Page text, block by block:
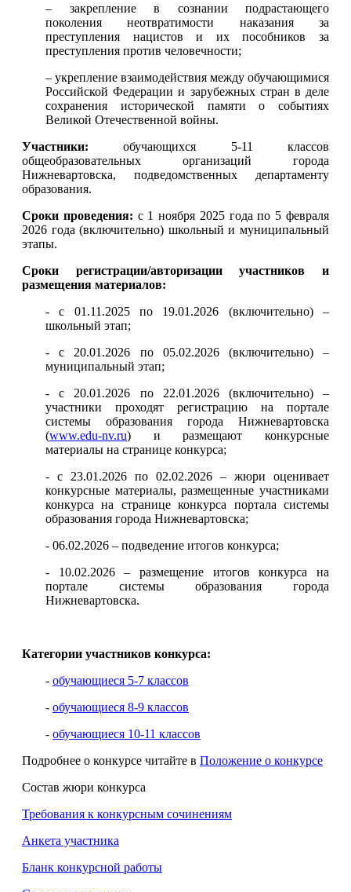
– закрепление в сознании подрастающего
поколения неотвратимости наказания за
преступления нацистов и их пособников за
преступления против человечности;
– укрепление взаимодействия между обучающимися
Российской Федерации и зарубежных стран в деле
сохранения исторической памяти о событиях
Великой Отечественной войны.
Участники: обучающихся 5-11 классов
общеобразовательных организаций города
Нижневартовска, подведомственных департаменту
образования.
Сроки проведения: с 1 ноября 2025 года по 5 февраля
2026 года (включительно) школьный и муниципальный
этапы.
Сроки регистрации/авторизации участников и
размещения материалов:
- с 01.11.2025 по 19.01.2026 (включительно) ‒
школьный этап;
- с 20.01.2026 по 05.02.2026 (включительно) ‒
муниципальный этап;
- с 20.01.2026 по 22.01.2026 (включительно) –
участники проходят регистрацию на портале
системы образования города Нижневартовска
(www.edu-nv.ru) и размещают конкурсные
материалы на странице конкурса;
- с 23.01.2026 по 02.02.2026 – жюри оценивает
конкурсные материалы, размещенные участниками
конкурса на странице конкурса портала системы
образования города Нижневартовска;
- 06.02.2026 – подведение итогов конкурса;
- 10.02.2026 – размещение итогов конкурса на
портале системы образования города
Нижневартовска.
Категории участников конкурса:
- обучающиеся 5-7 классов
- обучающиеся 8-9 классов
- обучающиеся 10-11 классов
Подробнее о конкурсе читайте в Положение о конкурсе
Состав жюри конкурса
Требования к конкурсным сочинениям
Анкета участника
Бланк конкурсной работы